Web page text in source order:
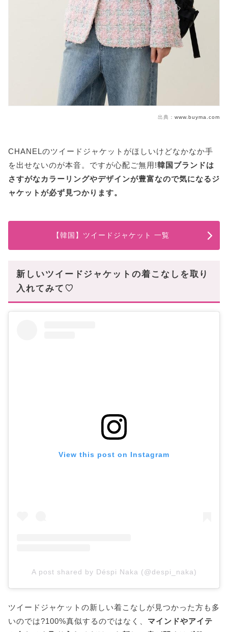
出典： www.buyma.com
CHANELのツイードジャケットがほしいけどなかなか手
を出せないのが本音。ですが心配ご無用!韓国ブランドは
さすがなカラーリングやデザインが豊富なので気になるジ
ャケットが必ず見つかります。
【韓国】ツイードジャケット 一覧
新しいツイードジャケットの着こなしを取り
入れてみて♡
View this post on Instagram
A post shared by Déspi Naka (@despi_naka)
ツイードジャケットの新しい着こなしが見つかった方も多
いのでは?100%真似するのではなく、 マインドやアイテ